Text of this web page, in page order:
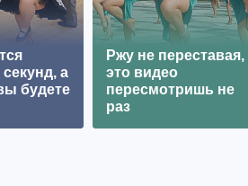
а
будете
Ржу не переставая,
это видео
пересмотришь не
раз